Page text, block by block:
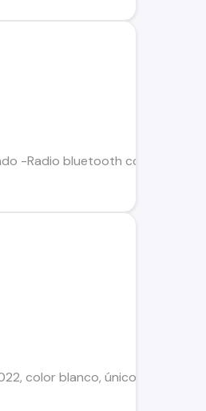
-Radio bluetooth con
color blanco, único dueño,